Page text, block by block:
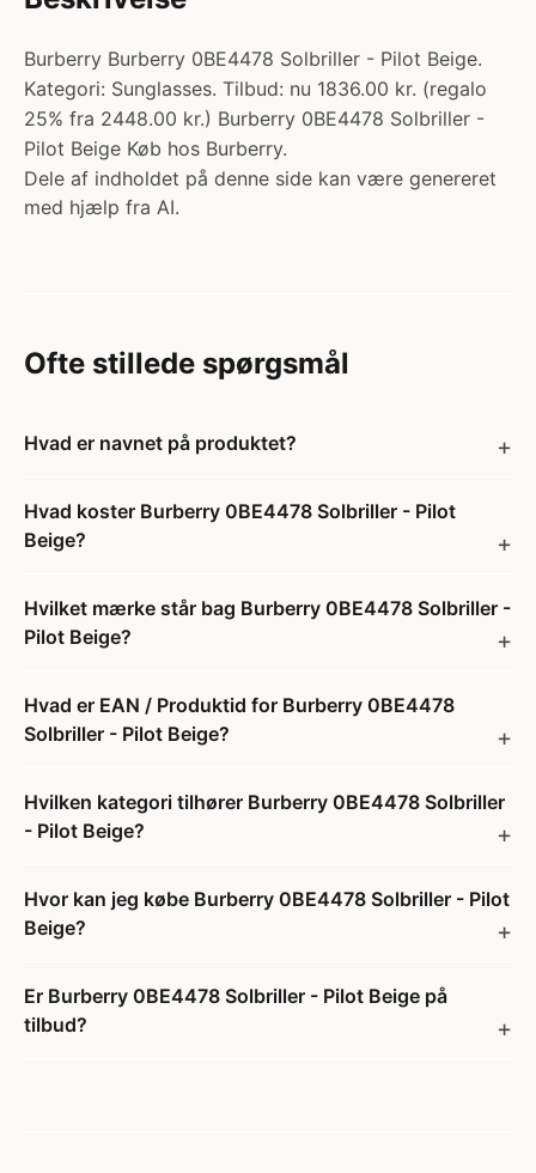
Burberry Burberry 0BE4478 Solbriller - Pilot Beige.
Kategori: Sunglasses. Tilbud: nu 1836.00 kr. (regalo
25% fra 2448.00 kr.) Burberry 0BE4478 Solbriller -
Pilot Beige Køb hos Burberry.
Dele af indholdet på denne side kan være genereret
med hjælp fra AI.
Ofte stillede spørgsmål
Hvad er navnet på produktet?
Hvad koster Burberry 0BE4478 Solbriller - Pilot
Beige?
Hvilket mærke står bag Burberry 0BE4478 Solbriller -
Pilot Beige?
Hvad er EAN / Produktid for Burberry 0BE4478
Solbriller - Pilot Beige?
Hvilken kategori tilhører Burberry 0BE4478 Solbriller
- Pilot Beige?
Hvor kan jeg købe Burberry 0BE4478 Solbriller - Pilot
Beige?
Er Burberry 0BE4478 Solbriller - Pilot Beige på
tilbud?